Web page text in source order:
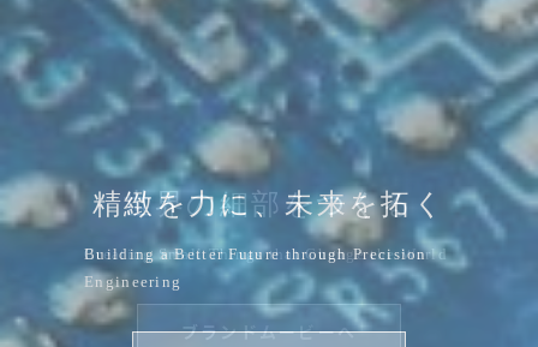
次は何に挑戦しようか？
SIIはこれまで、社員⼀人ひとりの小さなアイ
デアや挑戦の積み重ねによって
豊かな社会を支える製品を生み出してきた。
これからも、新たな課題へ挑み続け、時代の進
世界の細部をつくる
Creating Small Things that Change the World
ブランドムービーへ
精緻を力に、未来を拓く
Building a Better Future through Precision
Engineering
次世代モビリティを支え
る安心･安全の技術と品質
Technology and Quality that Ensure Safety
and Security for Next-Generation Mobility
スマート印字で、スマー
トな社会を
Creating a Smart Society with Smart Printing
見えない空気を、見る時
代
The Future Begins with Seeing the Air
社会との共存と地球環境
との調和を目指して
Striving for Coexistence with Society and
Harmony with the Earth
次は何に挑戦しようか？
SIIはこれまで、社員⼀人ひとりの小さなアイ
デアや挑戦の積み重ねによって
豊かな社会を支える製品を生み出してきた。
これからも、新たな課題へ挑み続け、時代の進
世界の細部をつくる
Creating Small Things that Change the World
ブランドムービーへ